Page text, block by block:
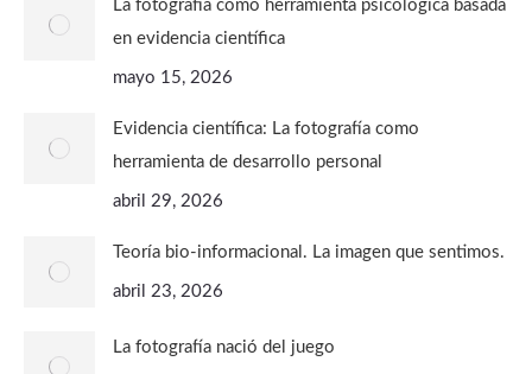
La fotografía como herramienta psicológica basada
en evidencia científica
mayo 15, 2026
Evidencia científica: La fotografía como
herramienta de desarrollo personal
abril 29, 2026
Teoría bio-informacional. La imagen que sentimos.
abril 23, 2026
La fotografía nació del juego